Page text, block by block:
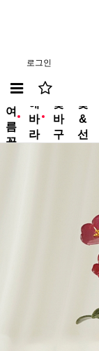
로그인
new
여
름
꽃
new
해
바
라
꽃
바
구
꽃
&
선